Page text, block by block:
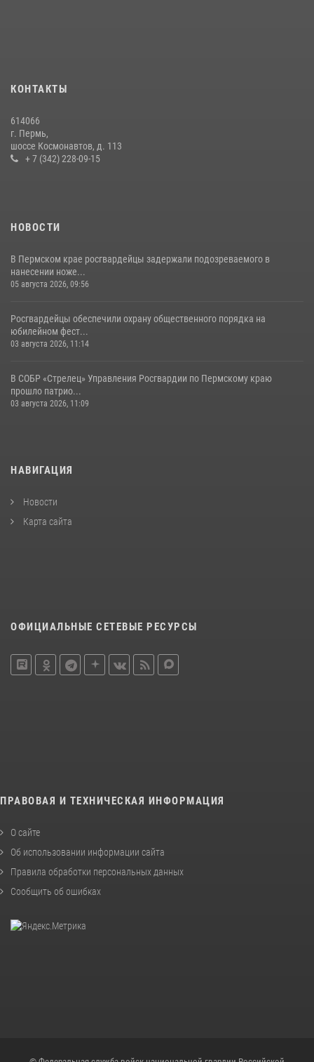
КОНТАКТЫ
614066
г. Пермь,
шоссе Космонавтов, д. 113
+ 7 (342) 228-09-15
НОВОСТИ
В Пермском крае росгвардейцы задержали подозреваемого в
нанесении ноже...
05 августа 2026, 09:56
Росгвардейцы обеспечили охрану общественного порядка на
юбилейном фест...
03 августа 2026, 11:14
В СОБР «Стрелец» Управления Росгвардии по Пермскому краю
прошло патрио...
03 августа 2026, 11:09
НАВИГАЦИЯ
Новости
Карта сайта
ОФИЦИАЛЬНЫЕ СЕТЕВЫЕ РЕСУРСЫ
ПРАВОВАЯ И ТЕХНИЧЕСКАЯ ИНФОРМАЦИЯ
О сайте
Об использовании информации сайта
Правила обработки персональных данных
Сообщить об ошибках